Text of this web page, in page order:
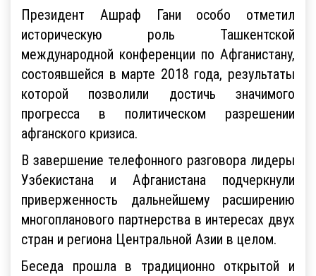
Президент Ашраф Гани особо отметил
историческую роль Ташкентской
международной конференции по Афганистану,
состоявшейся в марте 2018 года, результаты
которой позволили достичь значимого
прогресса в политическом разрешении
афганского кризиса.
В завершение телефонного разговора лидеры
Узбекистана и Афганистана подчеркнули
приверженность дальнейшему расширению
многопланового партнерства в интересах двух
стран и региона Центральной Азии в целом.
Беседа прошла в традиционно открытой и